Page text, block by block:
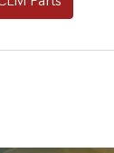
une demande
baie, Pointe-